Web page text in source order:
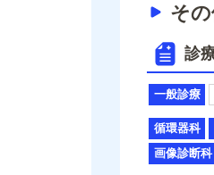
そ
診
一般診療
循環器科
画像診断科